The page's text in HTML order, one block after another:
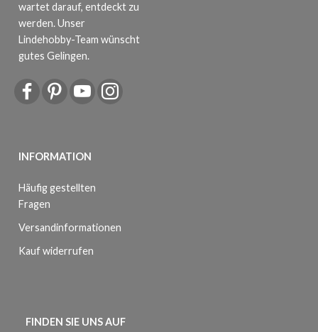
wartet darauf, entdeckt zu
werden. Unser
Lindehobby-Team wünscht
gutes Gelingen.
INFORMATION
Häufig gestellten
Fragen
Versandinformationen
Kauf widerrufen
FINDEN SIE UNS AUF